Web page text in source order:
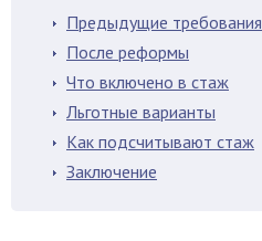
Предыдущие требования
После реформы
Что включено в стаж
Льготные варианты
Как подсчитывают стаж
Заключение